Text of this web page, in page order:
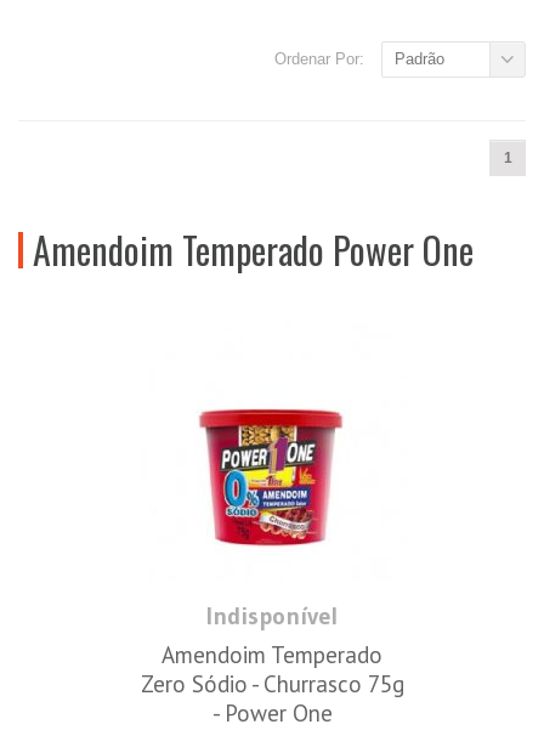
Ordenar Por: Padrão
1
Amendoim Temperado Power One
Indisponível
Amendoim Temperado
Zero Sódio - Churrasco 75g
- Power One